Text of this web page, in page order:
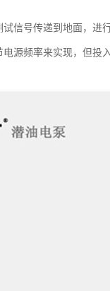
信号传递到地面，进
源频率来实现，但投